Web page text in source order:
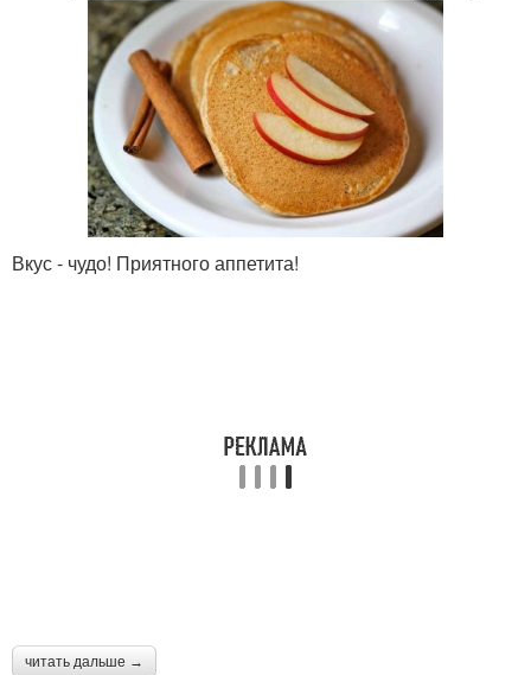
Вкус - чудо! Приятного аппетита!
читать дальше →